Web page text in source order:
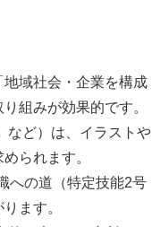
域社会・企業を構成
組みが効果的です。
など）は、イラストや
られます。
への道（特定技能2号
ます。